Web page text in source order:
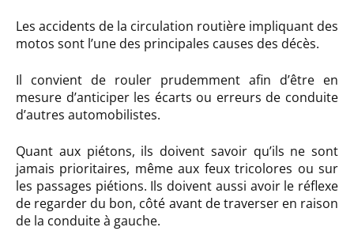
Les accidents de la circulation routière impliquant des
motos sont l’une des principales causes des décès.
Il convient de rouler prudemment afin d’être en
mesure d’anticiper les écarts ou erreurs de conduite
d’autres automobilistes.
Quant aux piétons, ils doivent savoir qu’ils ne sont
jamais prioritaires, même aux feux tricolores ou sur
les passages piétions. Ils doivent aussi avoir le réflexe
de regarder du bon, côté avant de traverser en raison
de la conduite à gauche.